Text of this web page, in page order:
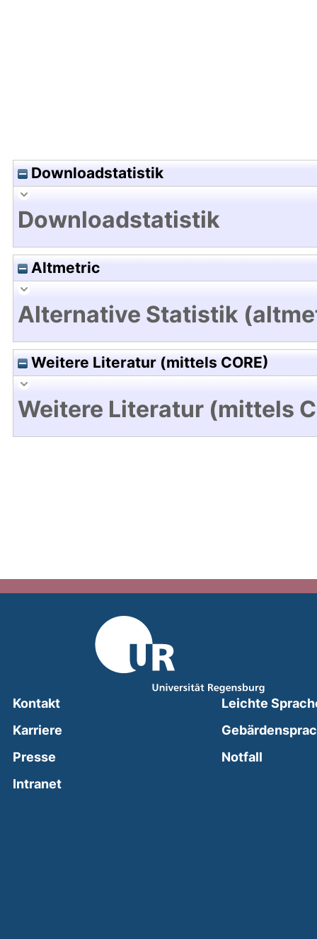
Downloadstatistik
Downloadstatistik
Altmetric
Alternative Statistik
Weitere Literatur (mittels CORE)
Weitere Literatur (mittels
Kontakt
Karriere
Presse
Intranet(external link, opens in a new window)
Leichte
Notfall